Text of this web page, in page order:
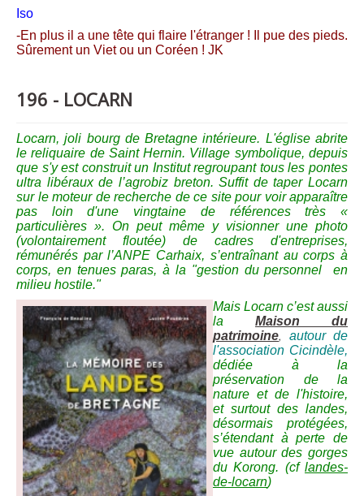
Iso
-En plus il a une tête qui flaire l'étranger ! Il pue des pieds.
Sûrement un Viet ou un Coréen ! JK
196 - LOCARN
Locarn, joli bourg de Bretagne intérieure. L'église abrite
le reliquaire de Saint Hernin. Village symbolique, depuis
que s'y est construit un Institut regroupant tous les pontes
ultra libéraux de l’agrobiz breton. Suffit de taper Locarn
sur le moteur de recherche de ce site pour voir apparaître
pas loin d'une vingtaine de références très «
particulières ». On peut même y visionner une photo
(volontairement floutée) de cadres d'entreprises,
rémunérés par l’ANPE Carhaix, s’entraînant au corps à
corps, en tenues paras, à la "gestion du personnel en
milieu hostile."
Mais Locarn c’est aussi
la Maison du
patrimoine, autour de
l'association Cicindèle,
dédiée à la
préservation de la
nature et de l'histoire,
et surtout des landes,
désormais protégées,
s’étendant à perte de
vue autour des gorges
du Korong. (cf landes-
de-locarn)